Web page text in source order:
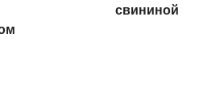
свининой